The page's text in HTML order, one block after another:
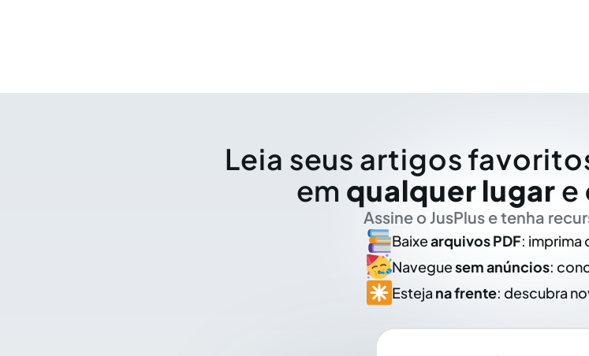
Leia seus artigos
em qualquer lugar e
Assine o JusPlus e tenha
Baixearquivos PDF: imprima
Naveguesem anúncios:
Esteja na frente: descubra